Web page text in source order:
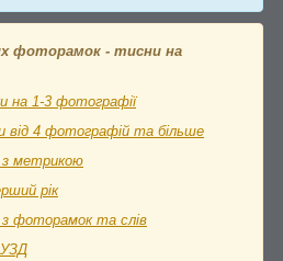
фоторамок - тисни на
на 1-3 фотографії
від 4 фотографій та більше
метрикою
рік
з фоторамок та слів
УЗД